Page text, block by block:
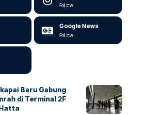
Follow
Google News
Follow
Baru Gabung
di Terminal 2F